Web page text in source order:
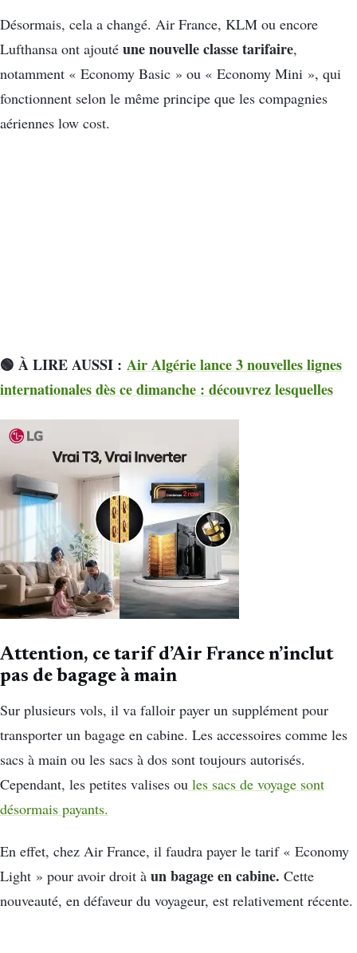
Désormais, cela a changé. Air France, KLM ou encore
Lufthansa ont ajouté une nouvelle classe tarifaire,
notamment « Economy Basic » ou « Economy Mini », qui
fonctionnent selon le même principe que les compagnies
aériennes low cost.
🟢 À LIRE AUSSI : Air Algérie lance 3 nouvelles lignes
internationales dès ce dimanche : découvrez lesquelles
Attention, ce tarif d’Air France n’inclut
pas de bagage à main
Sur plusieurs vols, il va falloir payer un supplément pour
transporter un bagage en cabine. Les accessoires comme les
sacs à main ou les sacs à dos sont toujours autorisés.
Cependant, les petites valises ou les sacs de voyage sont
désormais payants.
En effet, chez Air France, il faudra payer le tarif « Economy
Light » pour avoir droit à un bagage en cabine. Cette
nouveauté, en défaveur du voyageur, est relativement récente.